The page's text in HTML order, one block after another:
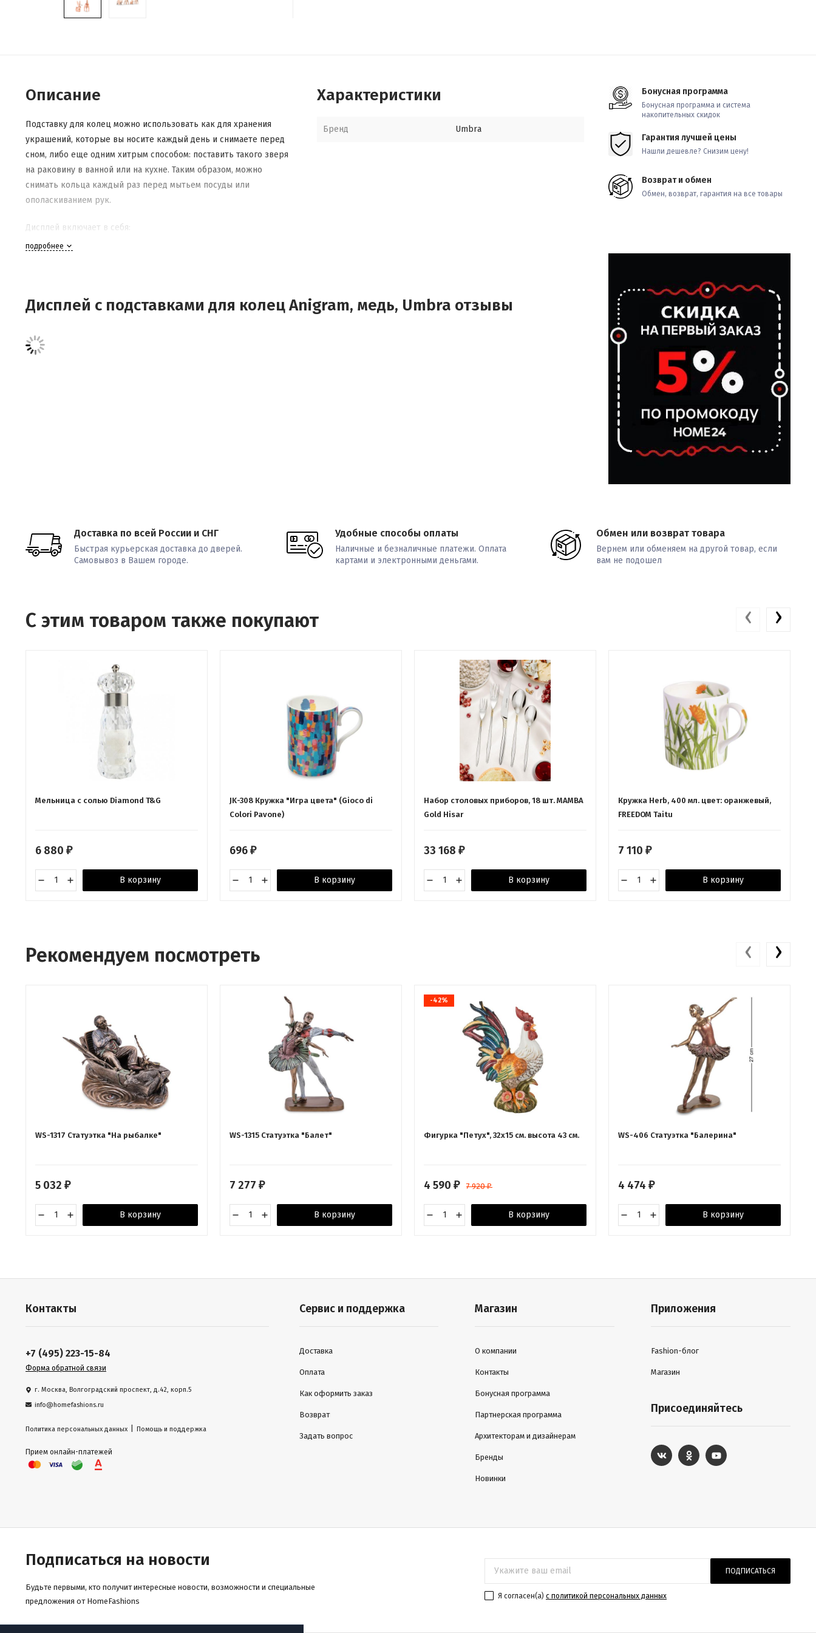
Бонусная программа
Бонусная программа и система
накопительных скидок
Гарантия лучшей цены
Нашли дешевле? Снизим цену!
Возврат и обмен
Обмен, возврат, гарантия на все товары
Описание
Подставку для колец можно использовать как для хранения
украшений, которые вы носите каждый день и снимаете перед
сном, либо еще одним хитрым способом: поставить такого зверя
на раковину в ванной или на кухне. Таким образом, можно
снимать кольца каждый раз перед мытьем посуды или
ополаскиванием рук.
Дисплей включает в себя:
фигурка кролика - 3 шт.;
фигурка жирафа - 3 шт.
подробнее
Характеристики
Бренд Umbra
Дисплей с подставками для колец Anigram, медь, Umbra отзывы
Доставка по всей России и СНГ
Быстрая курьерская доставка до дверей.
Самовывоз в Вашем городе.
Удобные способы оплаты
Наличные и безналичные платежи. Оплата
картами и электронными деньгами.
Обмен или возврат товара
Вернем или обменяем на другой товар, если
вам не подошел
С этим товаром также покупают
Мельница с солью Diamond T&G
6 880 ₽
В корзину
JK-308 Кружка "Игра цвета" (Gioco di
Colori Pavone)
696 ₽
В корзину
Набор столовых приборов, 18 шт. MAMBA
Gold Hisar
33 168 ₽
В корзину
Кружка Herb, 400 мл. цвет: оранжевый,
FREEDOM Taitu
7 110 ₽
В корзину
‹ ›
Рекомендуем посмотреть
WS-1317 Статуэтка "На рыбалке"
5 032 ₽
В корзину
WS-1315 Статуэтка "Балет"
7 277 ₽
В корзину
-42%
Фигурка "Петух", 32х15 см. высота 43 см.
4 590 ₽ 7 920₽
В корзину
WS-406 Статуэтка "Балерина"
4 474 ₽
В корзину
‹ ›
Контакты
+7 (495) 223-15-84
Форма обратной связи
г. Москва, Волгоградский проспект, д.42, корп.5
info@homefashions.ru
Политика персональных данных Помощь и поддержка
Прием онлайн-платежей
Сервис и поддержка
Доставка
Оплата
Как оформить заказ
Возврат
Задать вопрос
Магазин
О компании
Контакты
Бонусная программа
Партнерская программа
Архитекторам и дизайнерам
Бренды
Новинки
Приложения
Fashion-блог
Магазин
Присоединяйтесь
Подписаться на новости
Будьте первыми, кто получит интересные новости, возможности и специальные
предложения от HomeFashions
ПОДПИСАТЬСЯ
Я согласен(a) с политикой персональных данных